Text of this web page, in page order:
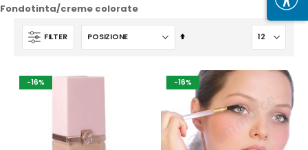
Fondotinta/creme colorate
FILTER
Imposta
decrescente
-16% -16%